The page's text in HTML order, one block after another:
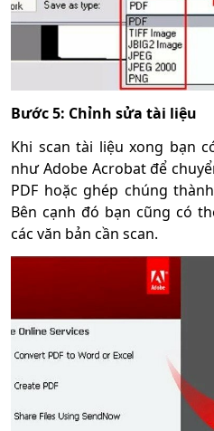
Bước 5: Chỉnh sửa tài liệu
Khi scan tài liệu xong bạn
như Adobe Acrobat để
PDF hoặc ghép chúng
Bên cạnh đó bạn cũng có
các văn bản cần scan.